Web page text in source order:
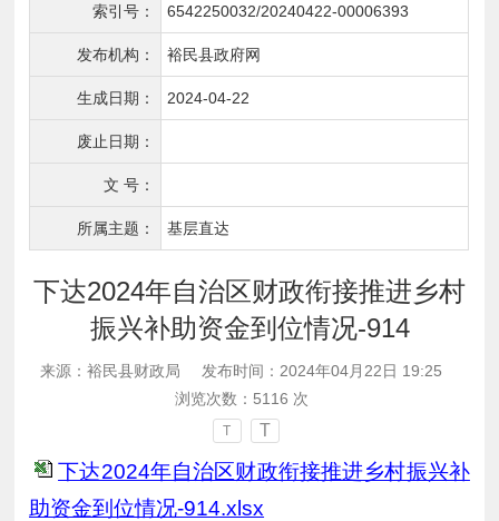
索引号： 6542250032/20240422-00006393
发布机构： 裕民县政府网
生成日期： 2024-04-22
废止日期：
文 号：
所属主题： 基层直达
下达2024年自治区财政衔接推进乡村
振兴补助资金到位情况-914
来源：裕民县财政局
发布时间：2024年04月22日 19:25
浏览次数： 5116 次
T T
下达2024年自治区财政衔接推进乡村振兴补
助资金到位情况-914.xlsx